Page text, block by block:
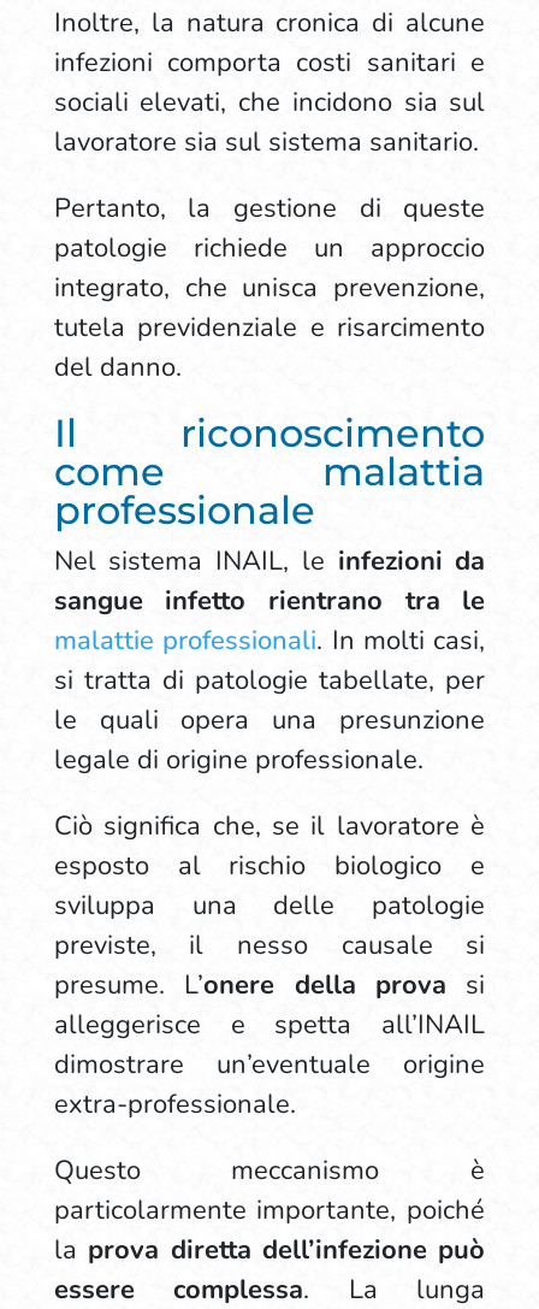
Inoltre, la natura cronica di alcune
infezioni comporta costi sanitari e
sociali elevati, che incidono sia sul
lavoratore sia sul sistema sanitario.
Pertanto, la gestione di queste
patologie richiede un approccio
integrato, che unisca prevenzione,
tutela previdenziale e risarcimento
del danno.
Il riconoscimento
come malattia
professionale
Nel sistema INAIL, le infezioni da
sangue infetto rientrano tra le
malattie professionali. In molti casi,
si tratta di patologie tabellate, per
le quali opera una presunzione
legale di origine professionale.
Ciò significa che, se il lavoratore è
esposto al rischio biologico e
sviluppa una delle patologie
previste, il nesso causale si
presume. L’onere della prova si
alleggerisce e spetta all’INAIL
dimostrare un’eventuale origine
extra-professionale.
Questo meccanismo è
particolarmente importante, poiché
la prova diretta dell’infezione può
essere complessa. La lunga